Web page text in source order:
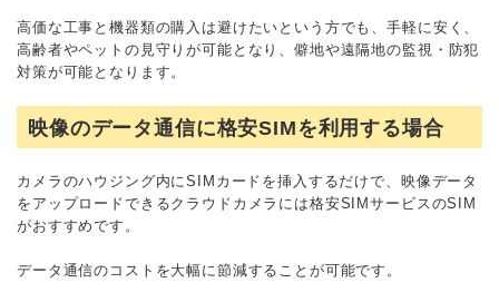
高価な工事と機器類の購入は避けたいという方でも、手軽に安く、
高齢者やペットの見守りが可能となり、僻地や遠隔地の監視・防犯
対策が可能となります。
映像のデータ通信に格安SIMを利用する場合
カメラのハウジング内にSIMカードを挿入するだけで、映像データ
をアップロードできるクラウドカメラには格安SIMサービスのSIM
がおすすめです。
データ通信のコストを大幅に節減することが可能です。